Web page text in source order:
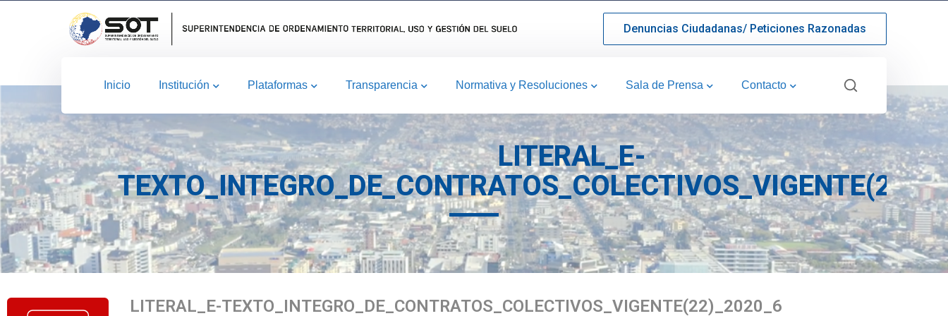
Denuncias Ciudadanas/ Peticiones Razonadas
Inicio Institución Plataformas Transparencia Normativa y Resoluciones Sala de Prensa Contacto
LITERAL_E-
LITERAL_E-TEXTO_INTEGRO_DE_CONTRATOS_COLECTIVOS_VIGENTE(22)_2020_6